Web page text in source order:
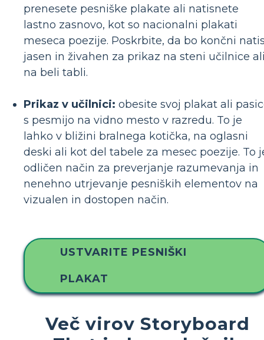
prenesete pesniške plakate ali natisnete
lastno zasnovo, kot so nacionalni plakati
meseca poezije. Poskrbite, da bo končni
jasen in živahen za prikaz na steni učilnice
na beli tabli.
Prikaz v učilnici: obesite svoj plakat ali
s pesmijo na vidno mesto v razredu. To je
lahko v bližini bralnega kotička, na oglasni
deski ali kot del tabele za mesec poezije. To
odličen način za preverjanje razumevanja in
nenehno utrjevanje pesniških elementov na
vizualen in dostopen način.
USTVARITE PESNIŠKI
PLAKAT
Več virov Storyboard